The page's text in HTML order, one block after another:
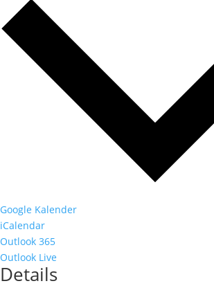
Google Kalender
iCalendar
Outlook 365
Outlook Live
Details